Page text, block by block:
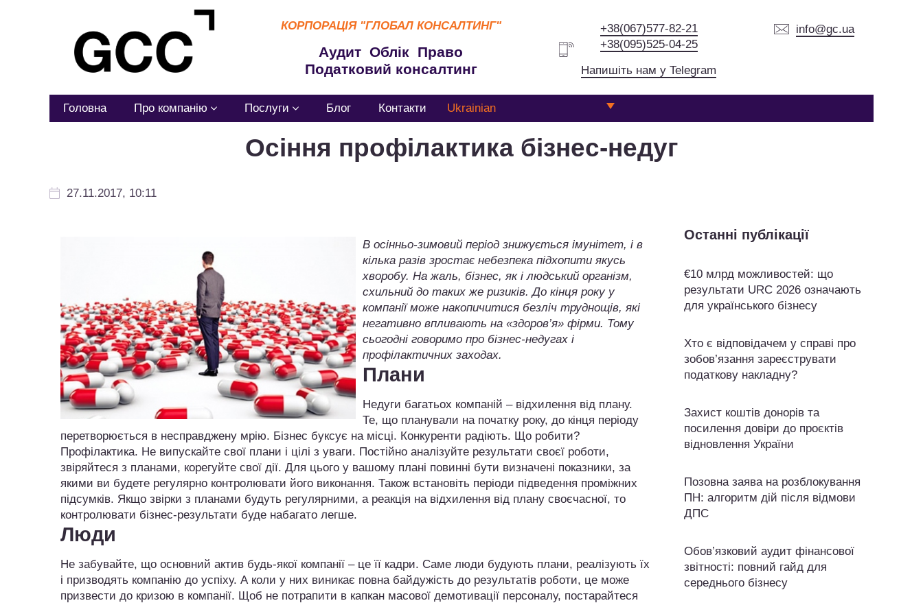
КОРПОРАЦІЯ "ГЛОБАЛ КОНСАЛТИНГ"
Аудит Облік Право
Податковий консалтинг
+38(067)577-82-21
+38(095)525-04-25
Напишіть нам у Telegram
info@gc.ua
Головна Про компанію Послуги Блог Контакти Ukrainian
Осіння профілактика бізнес-недуг
27.11.2017, 10:11
В осінньо-зимовий період знижується імунітет, і в
кілька разів зростає небезпека підхопити якусь
хворобу. На жаль, бізнес, як і людський організм,
схильний до таких же ризиків. До кінця року у
компанії може накопичитися безліч труднощів, які
негативно впливають на «здоров’я» фірми. Тому
сьогодні говоримо про бізнес-недугах і
профілактичних заходах.
Плани
Недуги багатьох компаній – відхилення від плану.
Те, що планували на початку року, до кінця періоду
перетворюється в несправджену мрію. Бізнес буксує на місці. Конкуренти радіють. Що робити?
Профілактика. Не випускайте свої плани і цілі з уваги. Постійно аналізуйте результати своєї роботи,
звіряйтеся з планами, корегуйте свої дії. Для цього у вашому плані повинні бути визначені показники, за
якими ви будете регулярно контролювати його виконання. Також встановіть періоди підведення проміжних
підсумків. Якщо звірки з планами будуть регулярними, а реакція на відхилення від плану своєчасної, то
контролювати бізнес-результати буде набагато легше.
Люди
Не забувайте, що основний актив будь-якої компанії – це її кадри. Саме люди будують плани, реалізують їх
і призводять компанію до успіху. А коли у них виникає повна байдужість до результатів роботи, це може
призвести до кризою в компанії. Щоб не потрапити в капкан масової демотивації персоналу, постарайтеся
Останні публікації
€10 млрд можливостей: що
результати URC 2026 означають
для українського бізнесу
Хто є відповідачем у справі про
зобов’язання зареєструвати
податкову накладну?
Захист коштів донорів та
посилення довіри до проєктів
відновлення України
Позовна заява на розблокування
ПН: алгоритм дій після відмови
ДПС
Обов’язковий аудит фінансової
звітності: повний гайд для
середнього бізнесу